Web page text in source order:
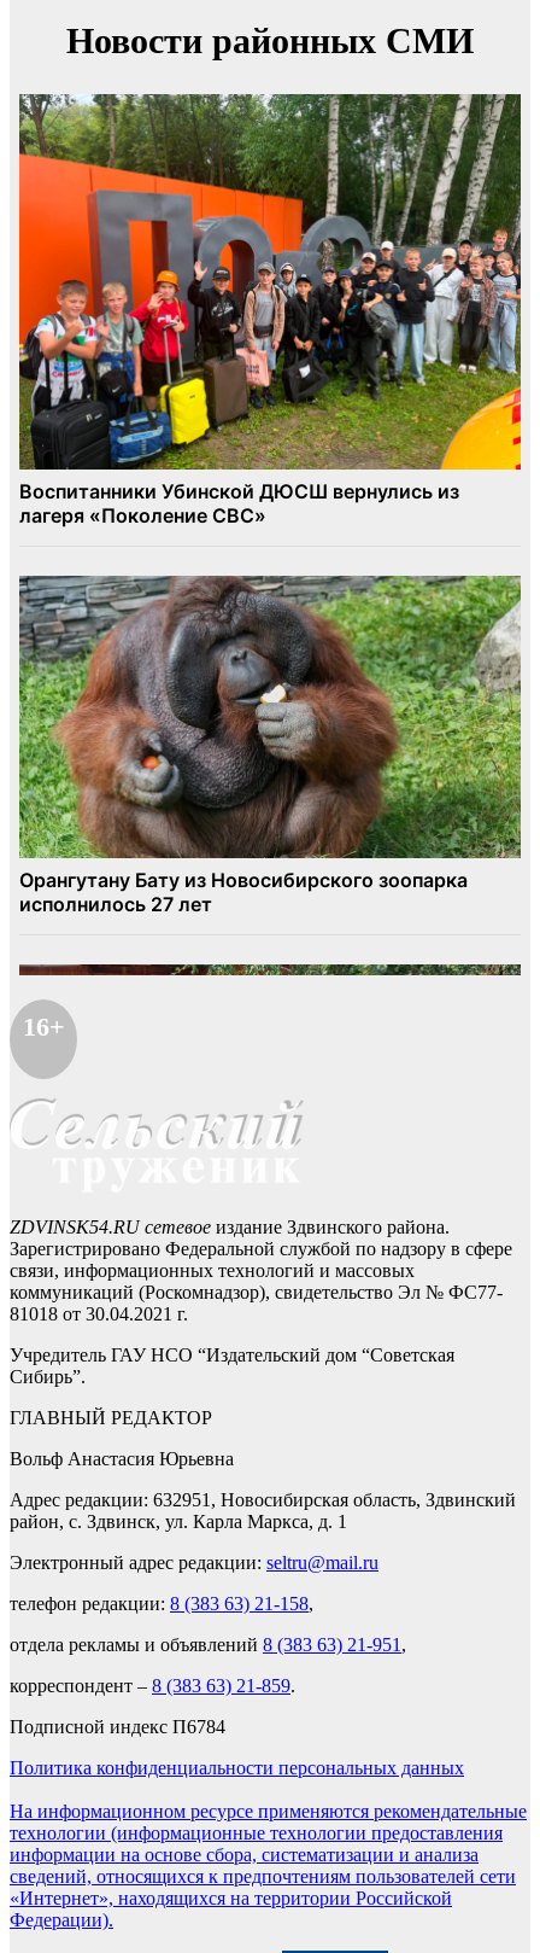
16+
ZDVINSK54.RU сетевое издание Здвинского района.
Зарегистрировано Федеральной службой по надзору в сфере
связи, информационных технологий и массовых
коммуникаций (Роскомнадзор), свидетельство Эл № ФС77-
81018 от 30.04.2021 г.
Учредитель ГАУ НСО “Издательский дом “Советская
Сибирь”.
ГЛАВНЫЙ РЕДАКТОР
Вольф Анастасия Юрьевна
Адрес редакции: 632951, Новосибирская область, Здвинский
район, с. Здвинск, ул. Карла Маркса, д. 1
Электронный адрес редакции: seltru@mail.ru
телефон редакции: 8 (383 63) 21-158,
отдела рекламы и объявлений 8 (383 63) 21-951 ,
корреспондент – 8 (383 63) 21-859.
Подписной индекс П6784
Политика конфиденциальности персональных данных
На информационном ресурсе применяются рекомендательные
технологии (информационные технологии предоставления
информации на основе сбора, систематизации и анализа
сведений, относящихся к предпочтениям пользователей сети
«Интернет», находящихся на территории Российской
Федерации).